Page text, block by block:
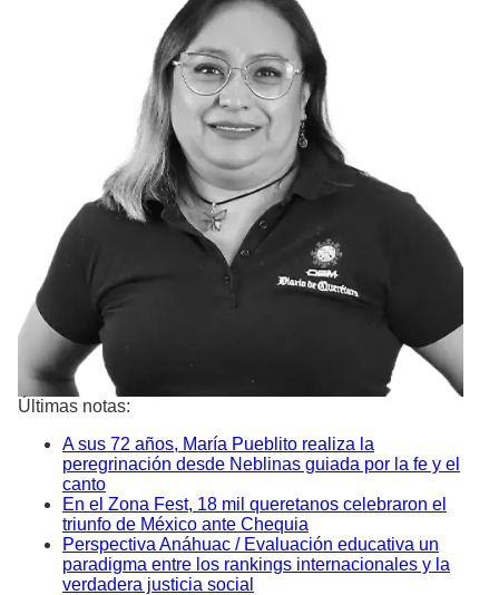
Últimas notas:
A sus 72 años, María Pueblito realiza la
peregrinación desde Neblinas guiada por la fe y el
canto
En el Zona Fest, 18 mil queretanos celebraron el
triunfo de México ante Chequia
Perspectiva Anáhuac / Evaluación educativa un
paradigma entre los rankings internacionales y la
verdadera justicia social